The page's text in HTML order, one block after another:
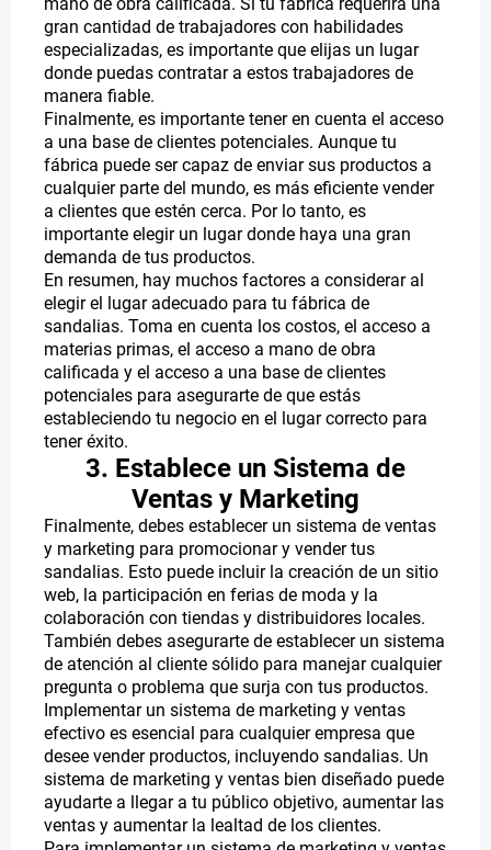
gran cantidad de trabajadores con habilidades
especializadas, es importante que elijas un lugar
donde puedas contratar a estos trabajadores de
manera fiable.
Finalmente, es importante tener en cuenta el acceso
a una base de clientes potenciales. Aunque tu
fábrica puede ser capaz de enviar sus productos a
cualquier parte del mundo, es más eficiente vender
a clientes que estén cerca. Por lo tanto, es
importante elegir un lugar donde haya una gran
demanda de tus productos.
En resumen, hay muchos factores a considerar al
elegir el lugar adecuado para tu fábrica de
sandalias. Toma en cuenta los costos, el acceso a
materias primas, el acceso a mano de obra
calificada y el acceso a una base de clientes
potenciales para asegurarte de que estás
estableciendo tu negocio en el lugar correcto para
tener éxito.
3. Establece un Sistema de
Ventas y Marketing
Finalmente, debes establecer un sistema de ventas
y marketing para promocionar y vender tus
sandalias. Esto puede incluir la creación de un sitio
web, la participación en ferias de moda y la
colaboración con tiendas y distribuidores locales.
También debes asegurarte de establecer un sistema
de atención al cliente sólido para manejar cualquier
pregunta o problema que surja con tus productos.
Implementar un sistema de marketing y ventas
efectivo es esencial para cualquier empresa que
desee vender productos, incluyendo sandalias. Un
sistema de marketing y ventas bien diseñado puede
ayudarte a llegar a tu público objetivo, aumentar las
ventas y aumentar la lealtad de los clientes.